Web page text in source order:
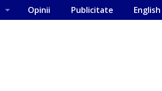
Opinii Publicitate